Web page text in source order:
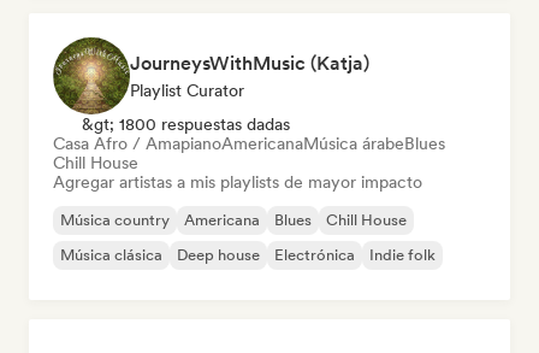
JourneysWithMusic (Katja)
Playlist Curator
&gt; 1800 respuestas dadas
Casa Afro / AmapianoAmericanaMúsica árabeBlues
Chill House
Agregar artistas a mis playlists de mayor impacto
Música country Americana Blues
Chill House
Música clásica
Deep house Electrónica Indie folk